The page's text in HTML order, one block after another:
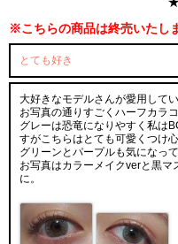
※こちらの商品は終売いたし
とても好き
大好きなモデルさんが愛用して
お写真の通りすごくハーフカラコ
グレーは恐竜になりやすく私は
すがこちらはとても可愛くつけ
グリーンとパープルも気になっ
お写真はカラーメイクverと黒
に。